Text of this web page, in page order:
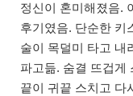
정신이 혼미해졌음.
후기였음. 단순한 키
술이 목덜미 타고 내
파고듦. 숨결 뜨겁게
끝이 귀끝 스치고 다